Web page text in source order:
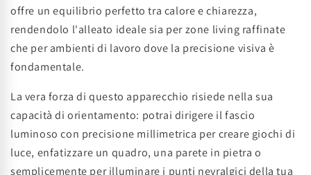
offre un equilibrio perfetto tra calore e chiarezza,
rendendolo l'alleato ideale sia per zone living raffinate
che per ambienti di lavoro dove la precisione visiva è
fondamentale.
La vera forza di questo apparecchio risiede nella sua
capacità di orientamento: potrai dirigere il fascio
luminoso con precisione millimetrica per creare giochi di
luce, enfatizzare un quadro, una parete in pietra o
semplicemente per illuminare i punti nevralgici della tua